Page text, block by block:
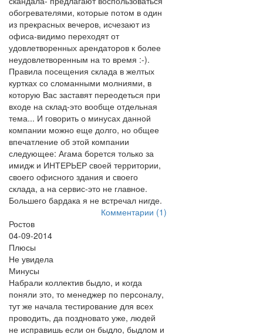
обогревателями, которые потом в один
из прекрасных вечеров, исчезают из
офиса-видимо переходят от
удовлетворенных арендаторов к более
неудовлетворенным на то время :-).
Правила посещения склада в желтых
куртках со сломанными молниями, в
которую Вас заставят переодеться при
входе на склад-это вообще отдельная
тема... И говорить о минусах данной
компании можно еще долго, но общее
впечатление об этой компании
следующее: Агама борется только за
имидж и ИНТЕРЬЕР своей территории,
своего офисного здания и своего
склада, а на сервис-это не главное.
Большего бардака я не встречал нигде.
Комментарии (1)
Ростов
04-09-2014
Плюсы
Не увидела
Минусы
Набрали коллектив быдло, и когда
поняли это, то менеджер по персоналу,
тут же начала тестирование для всех
проводить, да поздновато уже, людей
не исправишь если он быдло, быдлом и